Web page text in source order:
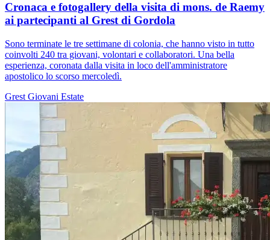
Cronaca e fotogallery della visita di mons. de Raemy
ai partecipanti al Grest di Gordola
Sono terminate le tre settimane di colonia, che hanno visto in tutto
coinvolti 240 tra giovani, volontari e collaboratori. Una bella
esperienza, coronata dalla visita in loco dell'amministratore
apostolico lo scorso mercoledì.
Grest Giovani Estate